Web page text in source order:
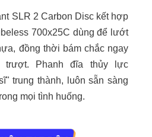
SLR 2 Carbon Disc kết hợp
700x25C dùng để lướt
đồng thời bám chắc ngay
Phanh đĩa thủy lực
trung thành, luôn sẵn sàng
mọi tình huống.